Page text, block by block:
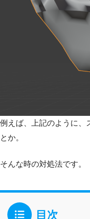
例えば、上記のように、
とか。
そんな時の対処法です。
目次